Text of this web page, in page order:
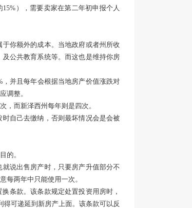
），需要卖家在第二年初申报个人
你额外的成本。当地政府或者州所收
公共教育系统等。而这也是维持你房
并且每年会根据当地房产价值涨跌对
调整。
，而新泽西州每年则是四次。
自己去缴纳，否则最坏情况会是会被
的。
说出售房产时，只要房产升值部分不
每两年中只能使用一次。
条款。该条款规定处置投资用房时，
可递延到新房产上面。该条款可以反